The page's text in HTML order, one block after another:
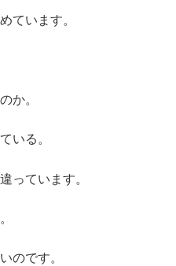
ています。
か。
いる。
っています。
のです。